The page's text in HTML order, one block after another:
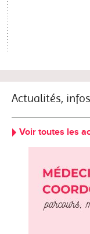
Actualités,
Voir toutes les